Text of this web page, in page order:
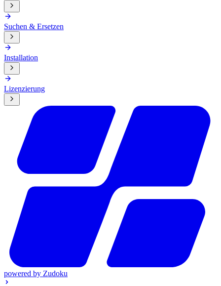
Suchen & Ersetzen
Installation
Lizenzierung
powered by Zudoku